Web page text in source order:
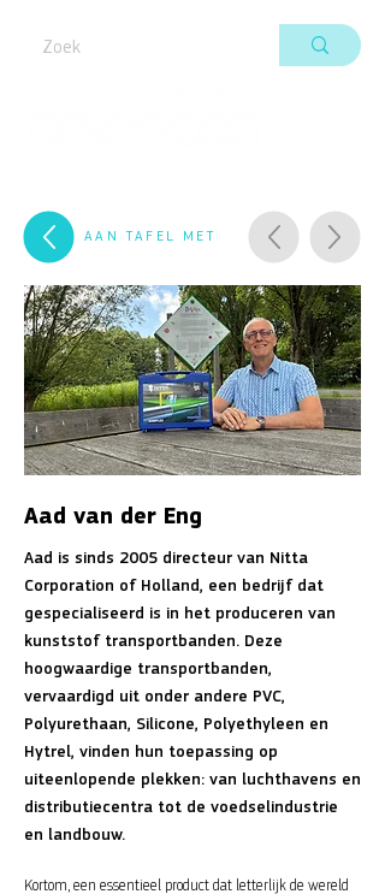
AAN TAFEL MET
Aad van der Eng
Aad is sinds 2005 directeur van Nitta
Corporation of Holland, een bedrijf dat
gespecialiseerd is in het produceren van
kunststof transportbanden. Deze
hoogwaardige transportbanden,
vervaardigd uit onder andere PVC,
Polyurethaan, Silicone, Polyethyleen en
Hytrel, vinden hun toepassing op
uiteenlopende plekken: van luchthavens en
distributiecentra tot de voedselindustrie
en landbouw.
Kortom, een essentieel product dat letterlijk de wereld